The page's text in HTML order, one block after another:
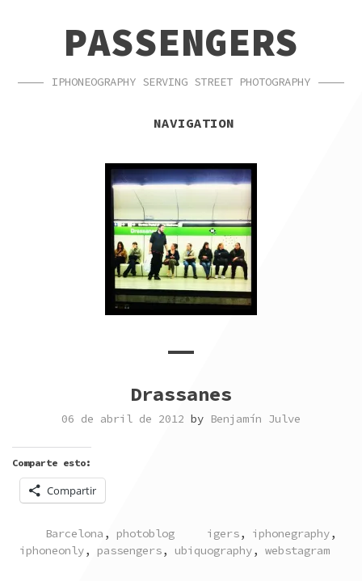
NAVIGATIONPASSENGERS
IPHONEOGRAPHY SERVING STREET PHOTOGRAPHY
NAVIGATION
Drassanes
06 de abril de 2012 by Benjamín Julve
Comparte esto:
Compartir
POSTED
IN
Barcelona , photoblog TAGGED
igers, iphonegraphy,
iphoneonly, passengers, ubiquography, webstagram